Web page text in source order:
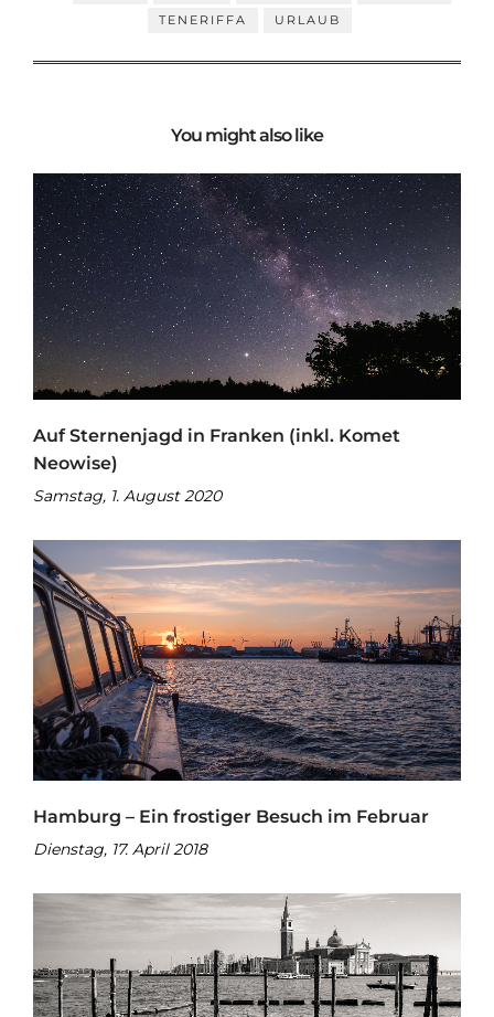
TENERIFFA
URLAUB
You might also like
Auf Sternenjagd in Franken (inkl. Komet
Neowise)
Samstag, 1. August 2020
Hamburg – Ein frostiger Besuch im Februar
Dienstag, 17. April 2018